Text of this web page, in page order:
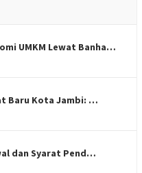
UMKM Lewat Banha…
Baru Kota Jambi: …
dan Syarat Pend…